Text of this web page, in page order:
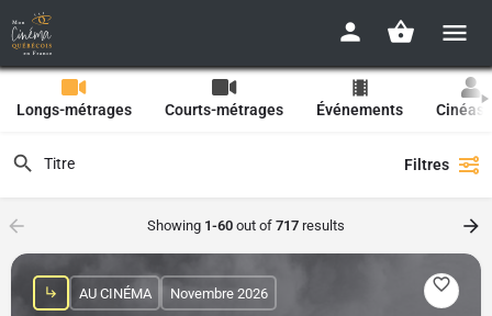
Longs-métrages Courts-métrages Événements
Filtres
Showing 1-60 out of 717 results
AU CINÉMA Novembre 2026